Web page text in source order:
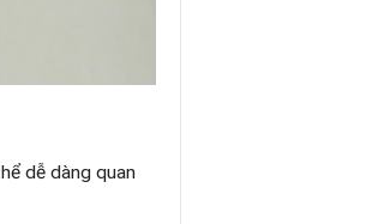
dễ dàng quan